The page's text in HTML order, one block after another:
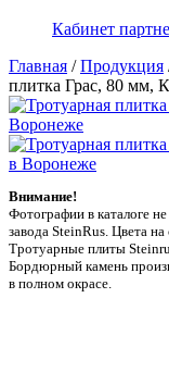
Кабинет
Главная /Продукция
плитка Грас, 80 мм,
Внимание!
Фотографии в каталоге
заводa SteinRus. Цвета на
Тротуарные плиты
Бордюрный камень
в полном окрасе.